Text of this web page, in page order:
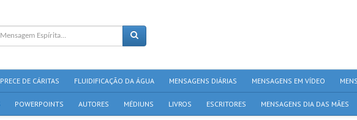
PRECE DE CÁRITAS FLUIDIFICAÇÃO DA ÁGUA MENSAGENS DIÁRIAS MENSAGENS EM VÍDEO
POWERPOINTS AUTORES MÉDIUNS LIVROS ESCRITORES MENSAGENS DIA DAS MÃES